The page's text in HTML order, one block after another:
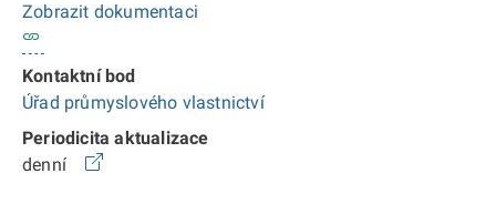
Zobrazit dokumentaci
Kontaktní bod
Úřad průmyslového vlastnictví
Periodicita aktualizace
denní